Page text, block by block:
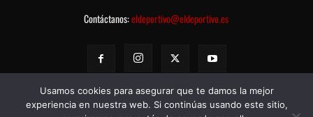
Contáctanos:eldeportivo@eldeportivo.es
Usamos cookies para asegurar que te damos la mejor
experiencia en nuestra web. Si continúas usando este sitio,